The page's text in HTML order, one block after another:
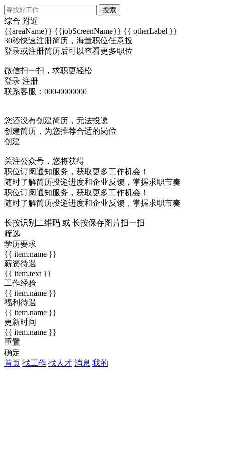
搜索
综合 附近
{{areaName}} {{jobScreenName}} {{ otherLabel }}
30秒快速注册简历，海量职位任意投
登录或注册简历后可以查看更多职位
微信扫一扫，求职更轻松
登录 注册
联系客服：000-0000000
您还没有创建简历，无法投递
创建简历，为您推荐合适的岗位
创建
关注公众号，您将获得
职位订阅通知服务，获取更多工作机会！
随时了解简历投递进度和企业反馈，掌握求职节奏
职位订阅通知服务，获取更多工作机会！
随时了解简历投递进度和企业反馈，掌握求职节奏
长按识别二维码 或 长按保存图片扫一扫
筛选
学历要求
{{ item.name }}
薪资待遇
{{ item.text }}
工作经验
{{ item.name }}
福利待遇
{{ item.name }}
更新时间
{{ item.name }}
重置
确定
首页 找工作 找人才 消息 我的